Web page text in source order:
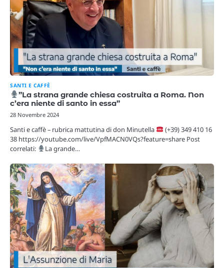
SANTI E CAFFÈ
”La strana grande chiesa costruita a Roma. Non
c’era niente di santo in essa”
28 Novembre 2024
Santi e caffè – rubrica mattutina di don Minutella
(+39) 349 410 16
38 https://youtube.com/live/VpfMACN0VQs?feature=share Post
correlati:
La grande…